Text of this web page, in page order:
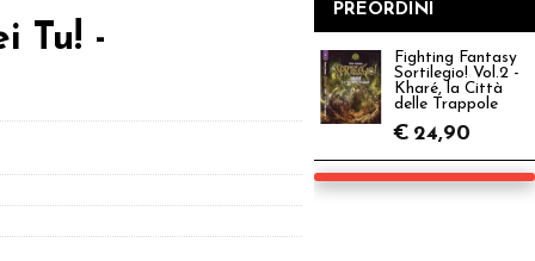
Tu! -
PREORDINI
Fighting Fantasy
Sortilegio! Vol.2 -
Kharé, la Città
delle Trappole
€ 24,90